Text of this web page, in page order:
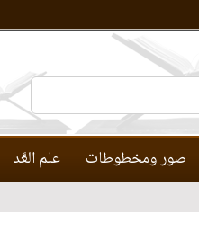
صور ومخطوطات علم العَّد